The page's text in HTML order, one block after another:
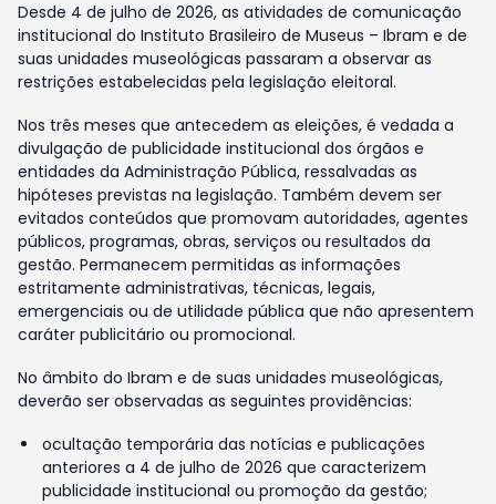
Desde 4 de julho de 2026, as atividades de comunicação
institucional do Instituto Brasileiro de Museus – Ibram e de
suas unidades museológicas passaram a observar as
restrições estabelecidas pela legislação eleitoral.
Nos três meses que antecedem as eleições, é vedada a
divulgação de publicidade institucional dos órgãos e
entidades da Administração Pública, ressalvadas as
hipóteses previstas na legislação. Também devem ser
evitados conteúdos que promovam autoridades, agentes
públicos, programas, obras, serviços ou resultados da
gestão. Permanecem permitidas as informações
estritamente administrativas, técnicas, legais,
emergenciais ou de utilidade pública que não apresentem
caráter publicitário ou promocional.
No âmbito do Ibram e de suas unidades museológicas,
deverão ser observadas as seguintes providências:
ocultação temporária das notícias e publicações
anteriores a 4 de julho de 2026 que caracterizem
publicidade institucional ou promoção da gestão;